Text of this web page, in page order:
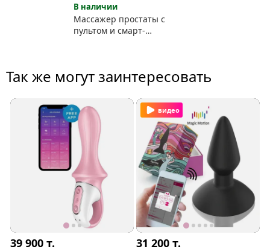
В наличии
Массажер простаты с
пультом и смарт-
Так же могут заинтересовать
39 900т.
видео
31 200т.